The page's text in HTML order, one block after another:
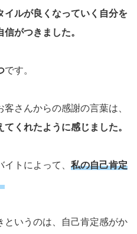
ルが良くなっていく自分を
がつきました。
です。
さんからの感謝の言葉は、
くれたように感じました。
トによって、 私の自己肯定
というのは、自己肯定感がか